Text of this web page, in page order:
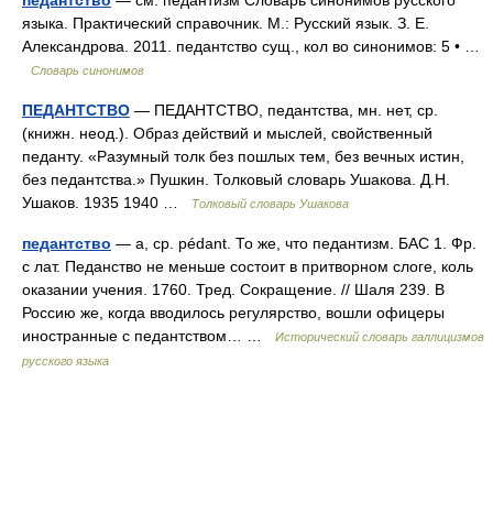
языка. Практический справочник. М.: Русский язык. З. Е.
Александрова. 2011. педантство сущ., кол во синонимов: 5 • …
Словарь синонимов
ПЕДАНТСТВО — ПЕДАНТСТВО, педантства, мн. нет, ср.
(книжн. неод.). Образ действий и мыслей, свойственный
педанту. «Разумный толк без пошлых тем, без вечных истин,
без педантства.» Пушкин. Толковый словарь Ушакова. Д.Н.
Ушаков. 1935 1940 …
Толковый словарь Ушакова
педантство — а, ср. pédant. То же, что педантизм. БАС 1. Фр.
с лат. Педанство не меньше состоит в притворном слоге, коль
оказании учения. 1760. Тред. Сокращение. // Шаля 239. В
Россию же, когда вводилось регулярство, вошли офицеры
иностранные с педантством… …
Исторический словарь галлицизмов
русского языка